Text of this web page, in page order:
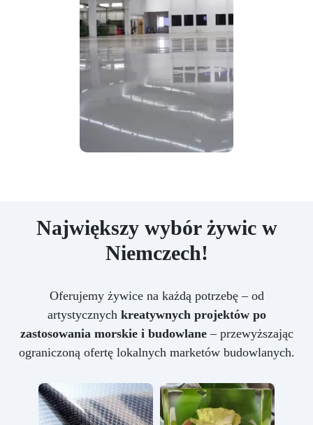
Największy wybór żywic w
Niemczech!
Oferujemy żywice na każdą potrzebę – od
artystycznych kreatywnych projektów po
zastosowania morskie i budowlane– przewyższając
ograniczoną ofertę lokalnych marketów budowlanych.